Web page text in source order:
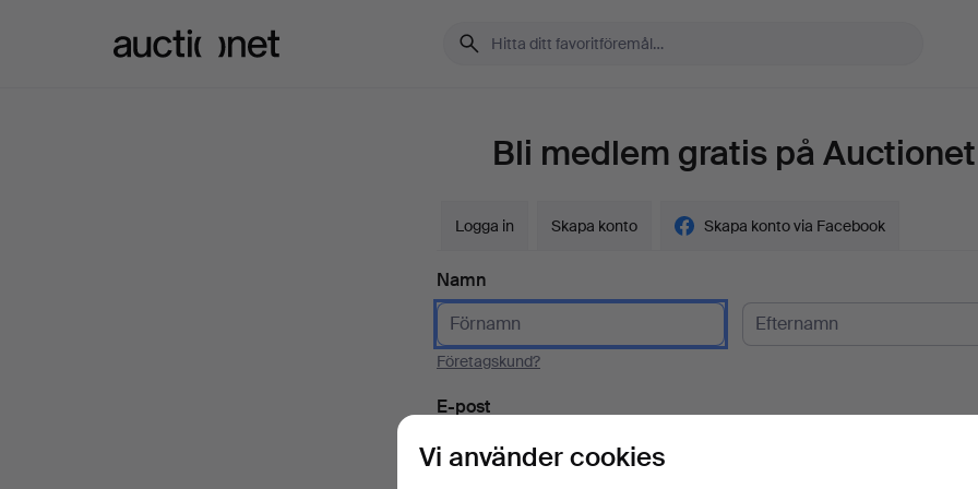
Bli medlem gratis på Auctionet
Logga in Skapa konto Skapa konto via Facebook
Namn
Företagskund?
E-post
Vi använder cookies